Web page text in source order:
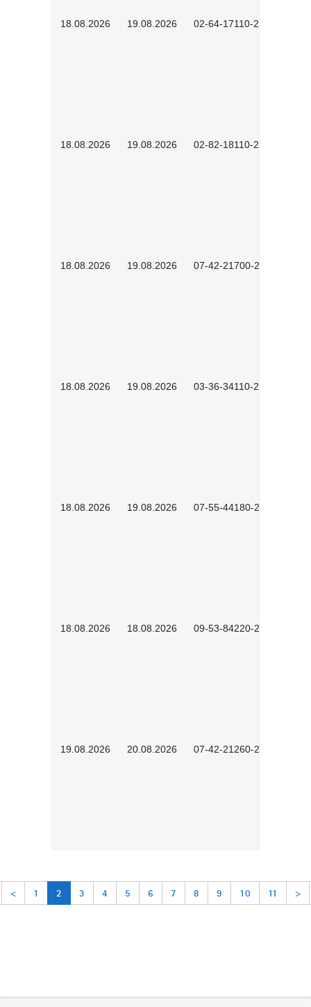
18.08.2026 19.08.2026 02-64-17110-2504
18.08.2026 19.08.2026 02-82-18110-2503
18.08.2026 19.08.2026 07-42-21700-2601
18.08.2026 19.08.2026 03-36-34110-2601
18.08.2026 19.08.2026 07-55-44180-2601
18.08.2026 18.08.2026 09-53-84220-2602
19.08.2026 20.08.2026 07-42-21260-2601
< 1 2 3 4 5 6 7 8 9 10 11 >